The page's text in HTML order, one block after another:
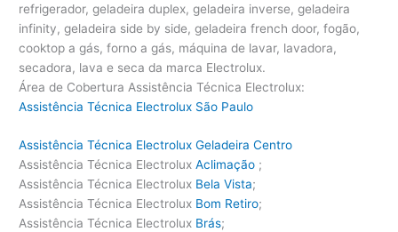
refrigerador, geladeira duplex, geladeira inverse, geladeira
infinity, geladeira side by side, geladeira french door, fogão,
cooktop a gás, forno a gás, máquina de lavar, lavadora,
secadora, lava e seca da marca Electrolux.
Área de Cobertura Assistência Técnica Electrolux:
Assistência Técnica Electrolux São Paulo
Assistência Técnica Electrolux Geladeira Centro
Assistência Técnica ElectroluxAclimação ;
Assistência Técnica Electrolux Bela Vista;
Assistência Técnica Electrolux Bom Retiro;
Assistência Técnica Electrolux Brás;